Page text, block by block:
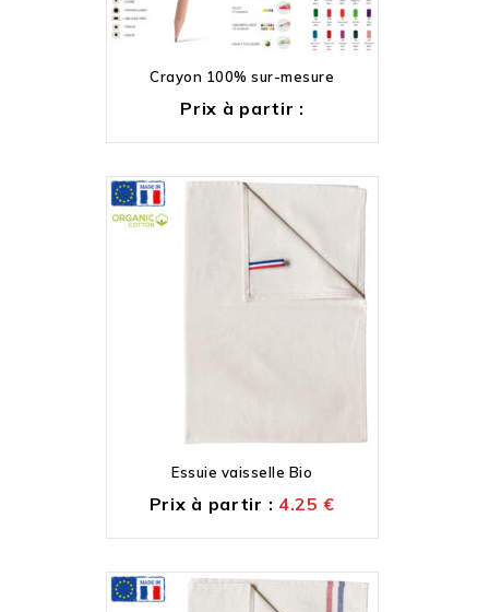
Crayon 100% sur-mesure
Prix à partir :
Essuie vaisselle Bio
Prix à partir : 4.25€